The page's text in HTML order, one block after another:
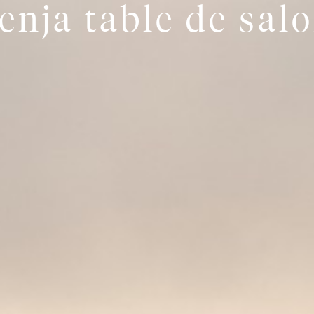
table de